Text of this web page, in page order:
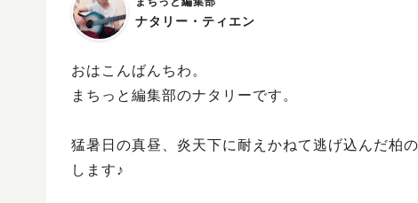
ナタリー・ティエン
おはこんばんちわ。
まちっと編集部のナタリーです。
猛暑日の真昼、炎天下に耐えかねて逃げ込んだ柏
します♪